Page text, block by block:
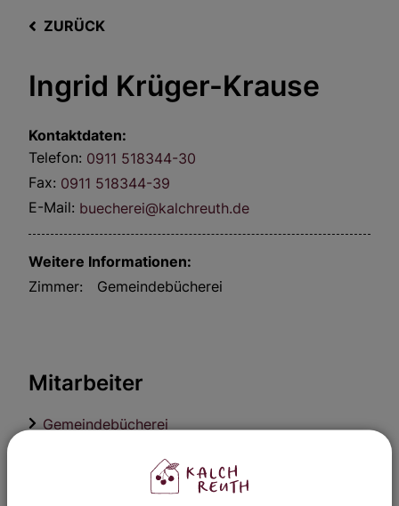
ZURÜCK
Ingrid Krüger-Krause
Kontaktdaten:
Telefon: 0911 518344-30
Fax: 0911 518344-39
E-Mail: buecherei@kalchreuth.de
Weitere Informationen:
Zimmer:
Gemeindebücherei
Mitarbeiter
Gemeindebücherei
Verwaltungsleistungen